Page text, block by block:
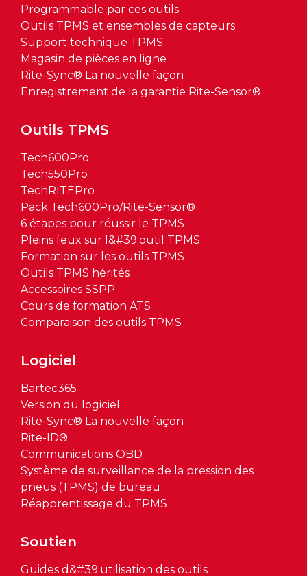
Programmable par ces outils
Outils TPMS et ensembles de capteurs
Support technique TPMS
Magasin de pièces en ligne
Rite-Sync® La nouvelle façon
Enregistrement de la garantie Rite-Sensor®
Outils TPMS
Tech600Pro
Tech550Pro
TechRITEPro
Pack Tech600Pro/Rite-Sensor®
6 étapes pour réussir le TPMS
Pleins feux sur l&#39;outil TPMS
Formation sur les outils TPMS
Outils TPMS hérités
Accessoires SSPP
Cours de formation ATS
Comparaison des outils TPMS
Logiciel
Bartec365
Version du logiciel
Rite-Sync® La nouvelle façon
Rite-ID®
Communications OBD
Système de surveillance de la pression des
pneus (TPMS) de bureau
Réapprentissage du TPMS
Soutien
Guides d&#39;utilisation des outils